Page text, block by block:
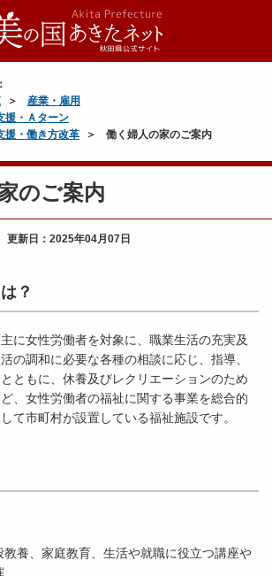
産業・雇用
援・Ａターン
援・働き方改革
働く婦人の家のご案内
のご案内
更新日： 2025年04月07日
？
に女性労働者を対象に、職業生活の充実及
の調和に必要な各種の相談に応じ、指導、
ともに、休養及びレクリエーションのため
、女性労働者の福祉に関する事業を総合的
て市町村が設置している福祉施設です。
教養、家庭教育、生活や就職に役立つ講座や